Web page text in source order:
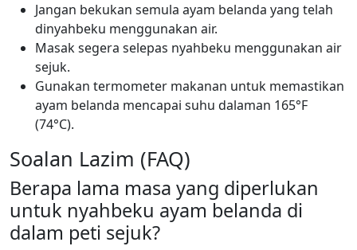
Jangan bekukan semula ayam belanda yang telah
dinyahbeku menggunakan air.
Masak segera selepas nyahbeku menggunakan air
sejuk.
Gunakan termometer makanan untuk memastikan
ayam belanda mencapai suhu dalaman 165°F
(74°C).
Soalan Lazim (FAQ)
Berapa lama masa yang diperlukan
untuk nyahbeku ayam belanda di
dalam peti sejuk?